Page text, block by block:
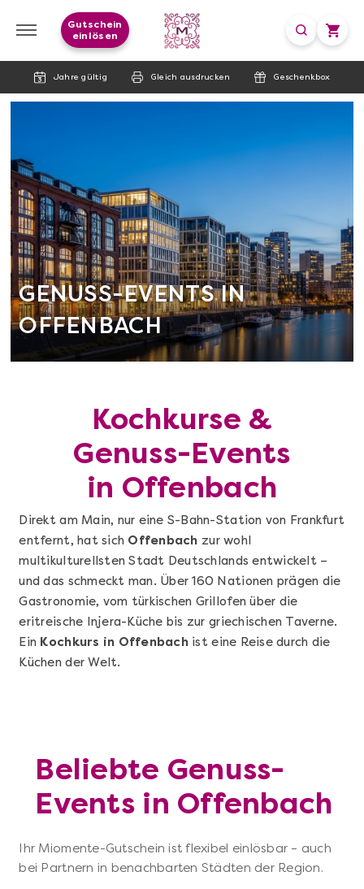
Jahre gültig Gleich ausdrucken Geschenkbox
Gutschein
einlösen
GENUSS-EVENTS IN
OFFENBACH
Kochkurse &
Genuss-Events
in Offenbach
Direkt am Main, nur eine S-Bahn-Station von Frankfurt
entfernt, hat sich Offenbach zur wohl
multikulturellsten Stadt Deutschlands entwickelt –
und das schmeckt man. Über 160 Nationen prägen die
Gastronomie, vom türkischen Grillofen über die
eritreische Injera-Küche bis zur griechischen Taverne.
Ein Kochkurs in Offenbachist eine Reise durch die
Küchen der Welt.
Beliebte Genuss-
Events in Offenbach
Ihr Miomente-Gutschein ist flexibel einlösbar – auch
bei Partnern in benachbarten Städten der Region.